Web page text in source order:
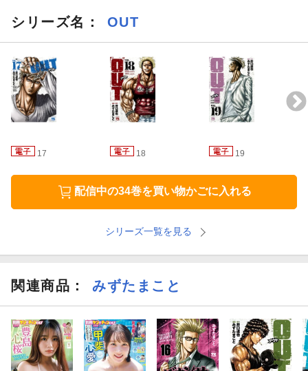
シリーズ名： OUT
17 18 19
配信中の34巻を買い物かごに入れる
シリーズ一覧を見る
関連商品 ： みずたまこと